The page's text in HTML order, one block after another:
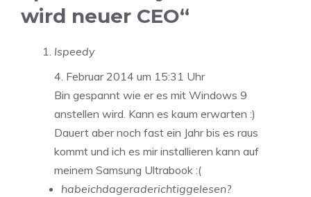
wird neuer CEO“
Ispeedy
4. Februar 2014 um 15:31 Uhr
Bin gespannt wie er es mit Windows 9
anstellen wird. Kann es kaum erwarten :)
Dauert aber noch fast ein Jahr bis es raus
kommt und ich es mir installieren kann auf
meinem Samsung Ultrabook :(
habeichdageraderichtiggelesen?